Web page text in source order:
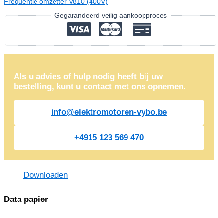
Gegarandeerd veilig aankoopproces
Als u advies of hulp nodig heeft bij uw
bestelling, kunt u contact met ons opnemen.
info@elektromotoren-vybo.be
+4915 123 569 470
Downloaden
Data papier